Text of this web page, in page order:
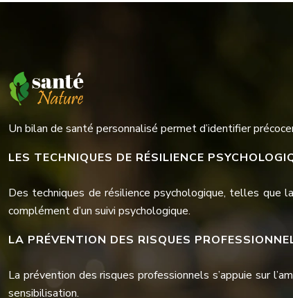
Un bilan de santé personnalisé permet d’identifier
LES TECHNIQUES DE RÉSILIENCE
Des techniques de résilience psychologique, telles que
complément d’un suivi psychologique.
LA PRÉVENTION DES RISQUES
La prévention des risques professionnels s’appuie sur
sensibilisation.